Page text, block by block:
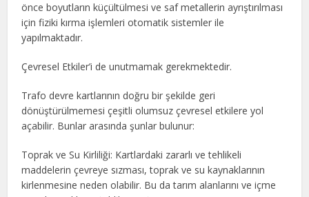
önce boyutların küçültülmesi ve saf metallerin ayrıştırılması
için fiziki kırma işlemleri otomatik sistemler ile
yapılmaktadır.
Çevresel Etkiler’i de unutmamak gerekmektedir.
Trafo devre kartlarının doğru bir şekilde geri
dönüştürülmemesi çeşitli olumsuz çevresel etkilere yol
açabilir. Bunlar arasında şunlar bulunur:
Toprak ve Su Kirliliği: Kartlardaki zararlı ve tehlikeli
maddelerin çevreye sızması, toprak ve su kaynaklarının
kirlenmesine neden olabilir. Bu da tarım alanlarını ve içme